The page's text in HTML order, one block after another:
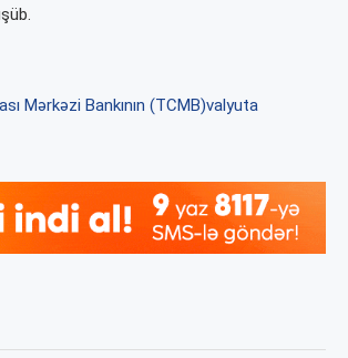
Mərkəzi Bankının (TCMB)valyuta